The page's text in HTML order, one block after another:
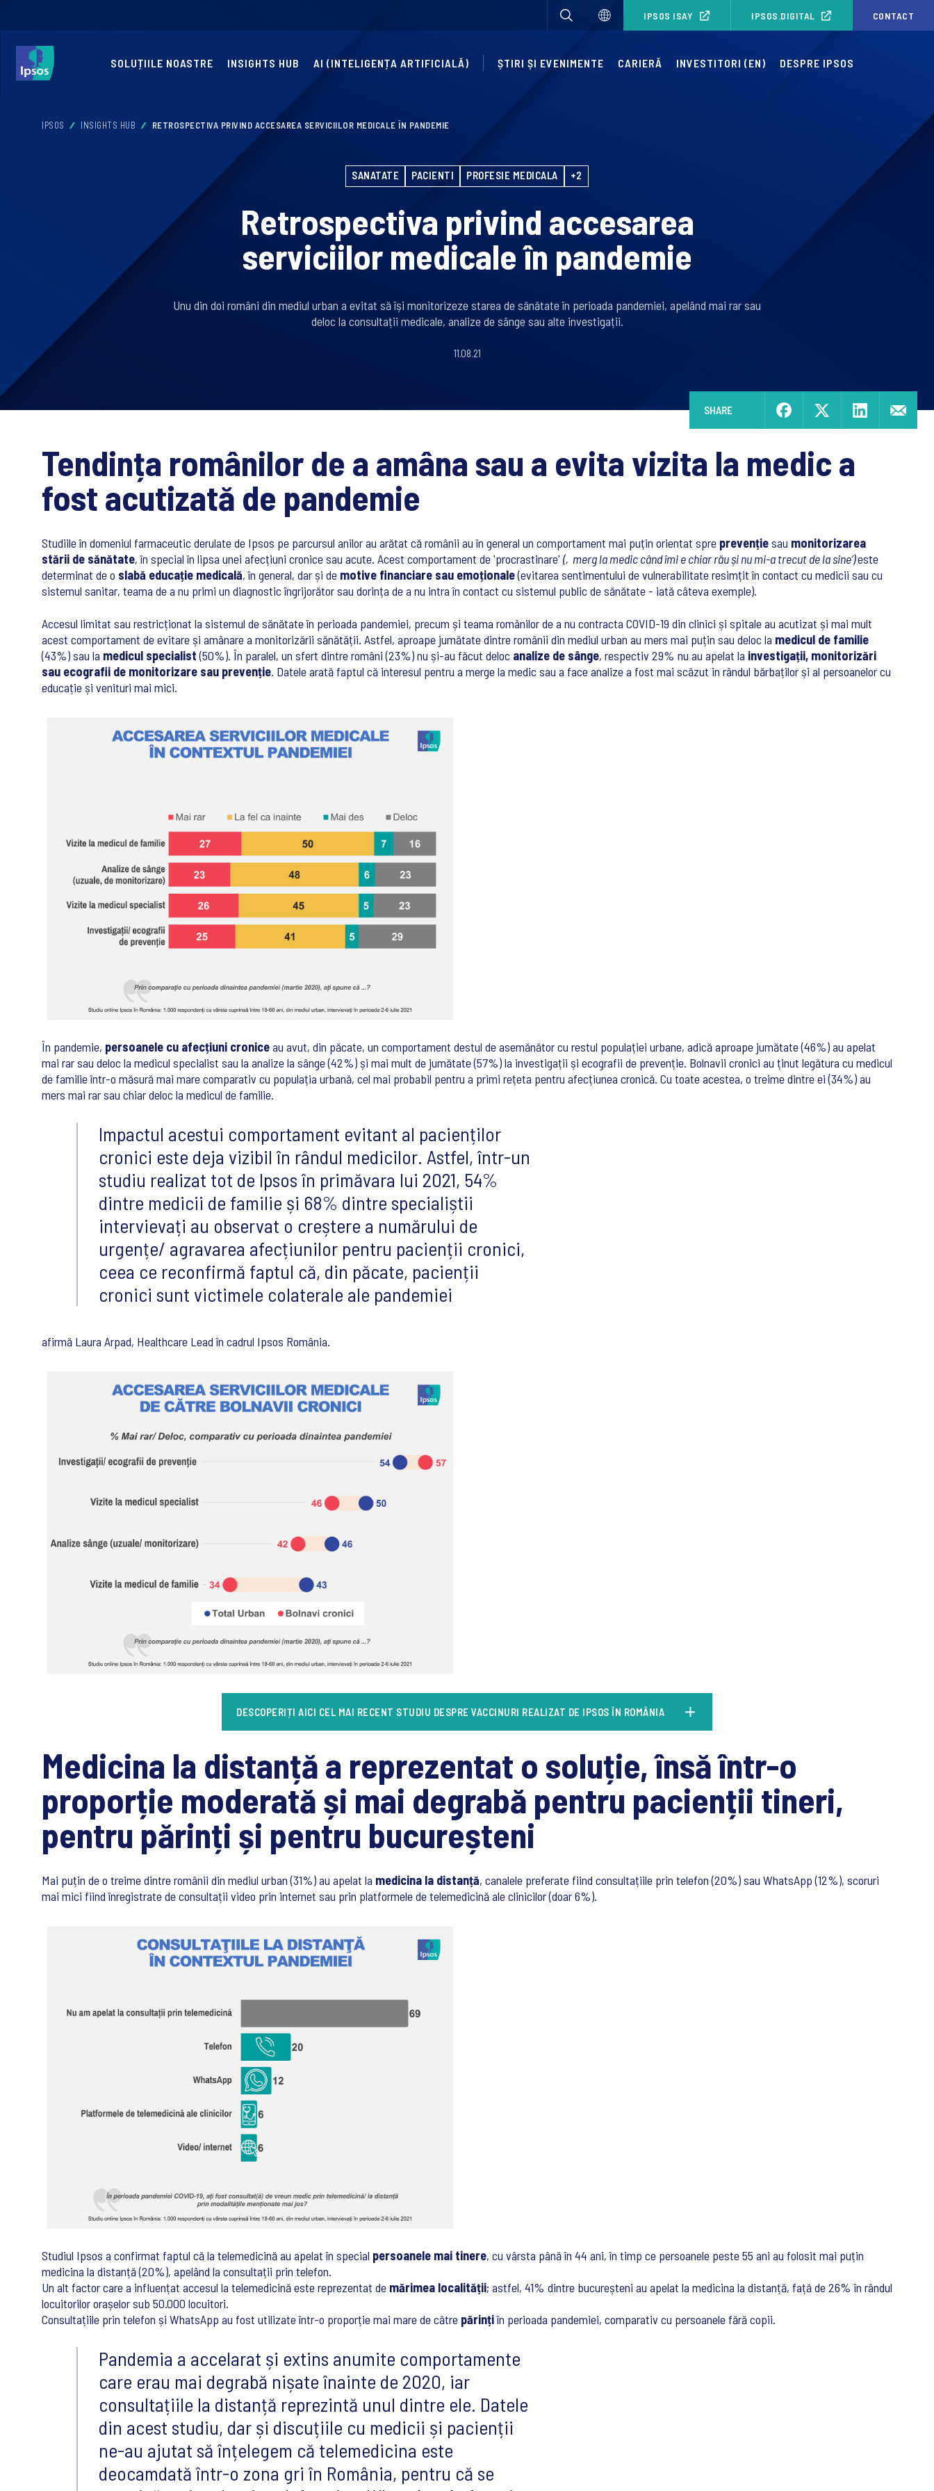
IPSOS ISAY IPSOS.DIGITAL CONTACT
SOLUȚIILE NOASTRE INSIGHTS HUB AI (INTELIGENȚA ARTIFICIALĂ) ȘTIRI ȘI EVENIMENTE CARIERĂ INVESTITORI (EN) DESPRE IPSOS
IPSOS INSIGHTS HUB RETROSPECTIVA PRIVIND ACCESAREA SERVICIILOR MEDICALE ÎN PANDEMIE
SANATATE PACIENTI PROFESIE MEDICALA +2
Retrospectiva privind accesarea
serviciilor medicale în pandemie
Unu din doi români din mediul urban a evitat să își monitorizeze starea de sănătate în perioada pandemiei, apelând mai rar sau
deloc la consultații medicale, analize de sânge sau alte investigații.
11.08.21
SHARE
Tendința românilor de a amâna sau a evita vizita la medic a
fost acutizată de pandemie
Studiile în domeniul farmaceutic derulate de Ipsos pe parcursul anilor au arătat că românii au în general un comportament mai puțin orientat spre prevențiesau monitorizarea
stării de sănătate, în special în lipsa unei afecțiuni cronice sau acute. Acest comportament de 'procrastinare' (‚merg la medic când îmi e chiar rău și nu mi-a trecut de la sine’)este
determinat de o slabă educație medicală, în general, dar și de motive financiare sau emoționale(evitarea sentimentului de vulnerabilitate resimțit în contact cu medicii sau cu
sistemul sanitar, teama de a nu primi un diagnostic îngrijorător sau dorința de a nu intra în contact cu sistemul public de sănătate - iată câteva exemple).
Accesul limitat sau restricționat la sistemul de sănătate în perioada pandemiei, precum și teama românilor de a nu contracta COVID-19 din clinici și spitale au acutizat și mai mult
acest comportament de evitare și amânare a monitorizării sănătății. Astfel, aproape jumătate dintre românii din mediul urban au mers mai puțin sau deloc la medicul de familie
(43%) sau la medicul specialist(50%). În paralel, un sfert dintre români (23%) nu și-au făcut deloc analize de sânge, respectiv 29% nu au apelat la investigații, monitorizări
sau ecografii de monitorizare sau prevenție. Datele arată faptul că interesul pentru a merge la medic sau a face analize a fost mai scăzut in rândul bărbaților și al persoanelor cu
educație și venituri mai mici.
În pandemie, persoanele cu afecțiuni croniceau avut, din păcate, un comportament destul de asemănător cu restul populației urbane, adică aproape jumătate (46%) au apelat
mai rar sau deloc la medicul specialist sau la analize la sânge (42%) și mai mult de jumătate (57%) la investigații și ecografii de prevenție. Bolnavii cronici au ținut legătura cu medicul
de familie într-o măsură mai mare comparativ cu populația urbană, cel mai probabil pentru a primi rețeta pentru afecțiunea cronică. Cu toate acestea, o treime dintre ei (34%) au
mers mai rar sau chiar deloc la medicul de familie.
Impactul acestui comportament evitant al pacienților
cronici este deja vizibil în rândul medicilor. Astfel, într-un
studiu realizat tot de Ipsos în primăvara lui 2021, 54%
dintre medicii de familie și 68% dintre specialiștii
intervievați au observat o creștere a numărului de
urgențe/ agravarea afecțiunilor pentru pacienții cronici,
ceea ce reconfirmă faptul că, din păcate, pacienții
cronici sunt victimele colaterale ale pandemiei
afirmă Laura Arpad, Healthcare Lead în cadrul Ipsos România.
DESCOPERIȚI AICI CEL MAI RECENT STUDIU DESPRE VACCINURI REALIZAT DE IPSOS ÎN ROMÂNIA
Medicina la distanță a reprezentat o soluție, însă într-o
proporție moderată și mai degrabă pentru pacienții tineri,
pentru părinți și pentru bucureșteni
Mai puțin de o treime dintre românii din mediul urban (31%) au apelat la medicina la distanță, canalele preferate fiind consultațiile prin telefon (20%) sau WhatsApp (12%), scoruri
mai mici fiind înregistrate de consultații video prin internet sau prin platformele de telemedicină ale clinicilor (doar 6%).
Studiul Ipsos a confirmat faptul că la telemedicină au apelat în special persoanele mai tinere, cu vârsta până în 44 ani, în timp ce persoanele peste 55 ani au folosit mai puțin
medicina la distanță (20%), apelând la consultații prin telefon.
Un alt factor care a influențat accesul la telemedicină este reprezentat de mărimea localității; astfel, 41% dintre bucureșteni au apelat la medicina la distanță, față de 26% în rândul
locuitorilor orașelor sub 50.000 locuitori.
Consultațiile prin telefon și WhatsApp au fost utilizate într-o proporție mai mare de către părințiîn perioada pandemiei, comparativ cu persoanele fără copii.
Pandemia a accelarat și extins anumite comportamente
care erau mai degrabă nișate înainte de 2020, iar
consultațiile la distanță reprezintă unul dintre ele. Datele
din acest studiu, dar și discuțiile cu medicii și pacienții
ne-au ajutat să înțelegem că telemedicina este
deocamdată într-o zona gri în România, pentru că se